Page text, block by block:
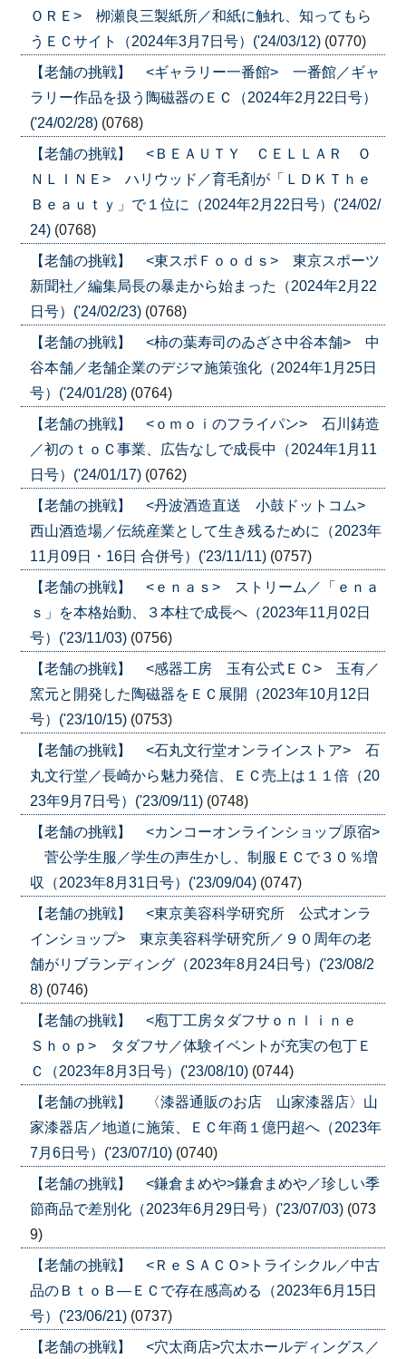
ＯＲＥ> 栁瀬良三製紙所／和紙に触れ、知ってもら
うＥＣサイト（2024年3月7日号）('24/03/12) (0770)
【老舗の挑戦】 <ギャラリー一番館> 一番館／ギャ
ラリー作品を扱う陶磁器のＥＣ（2024年2月22日号）
('24/02/28) (0768)
【老舗の挑戦】 <ＢＥＡＵＴＹ ＣＥＬＬＡＲ Ｏ
ＮＬＩＮＥ> ハリウッド／育毛剤が「ＬＤＫＴｈｅ
Ｂｅａｕｔｙ」で１位に（2024年2月22日号）('24/02/
24) (0768)
【老舗の挑戦】 <東スポＦｏｏｄｓ> 東京スポーツ
新聞社／編集局長の暴走から始まった（2024年2月22
日号）('24/02/23) (0768)
【老舗の挑戦】 <柿の葉寿司のゐざさ中谷本舗> 中
谷本舗／老舗企業のデジマ施策強化（2024年1月25日
号）('24/01/28) (0764)
【老舗の挑戦】 <ｏｍｏｉのフライパン> 石川鋳造
／初のｔｏＣ事業、広告なしで成長中（2024年1月11
日号）('24/01/17) (0762)
【老舗の挑戦】 <丹波酒造直送 小鼓ドットコム>
西山酒造場／伝統産業として生き残るために（2023年
11月09日・16日 合併号）('23/11/11) (0757)
【老舗の挑戦】 <ｅｎａｓ> ストリーム／「ｅｎａ
ｓ」を本格始動、３本柱で成長へ（2023年11月02日
号）('23/11/03) (0756)
【老舗の挑戦】 <感器工房 玉有公式ＥＣ> 玉有／
窯元と開発した陶磁器をＥＣ展開（2023年10月12日
号）('23/10/15) (0753)
【老舗の挑戦】 <石丸文行堂オンラインストア> 石
丸文行堂／長崎から魅力発信、ＥＣ売上は１１倍（20
23年9月7日号）('23/09/11) (0748)
【老舗の挑戦】 <カンコーオンラインショップ原宿>
菅公学生服／学生の声生かし、制服ＥＣで３０％増
収（2023年8月31日号）('23/09/04) (0747)
【老舗の挑戦】 <東京美容科学研究所 公式オンラ
インショップ> 東京美容科学研究所／９０周年の老
舗がリブランディング（2023年8月24日号）('23/08/2
8) (0746)
【老舗の挑戦】 <庖丁工房タダフサｏｎｌｉｎｅ
Ｓｈｏｐ> タダフサ／体験イベントが充実の包丁Ｅ
Ｃ（2023年8月3日号）('23/08/10) (0744)
【老舗の挑戦】 〈漆器通販のお店 山家漆器店〉山
家漆器店／地道に施策、ＥＣ年商１億円超へ（2023年
7月6日号）('23/07/10) (0740)
【老舗の挑戦】 <鎌倉まめや>鎌倉まめや／珍しい季
節商品で差別化（2023年6月29日号）('23/07/03) (073
9)
【老舗の挑戦】 <ＲｅＳＡＣＯ>トライシクル／中古
品のＢｔｏＢ―ＥＣで存在感高める（2023年6月15日
号）('23/06/21) (0737)
【老舗の挑戦】 <穴太商店>穴太ホールディングス／